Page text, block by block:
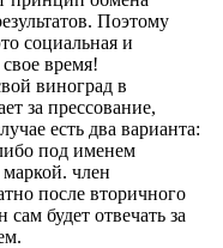
Поэтому
социальная и
время!
виноград в
за прессование,
есть два варианта:
под именем
член
после вторичного
будет отвечать за